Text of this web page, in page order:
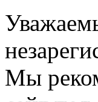
Мы